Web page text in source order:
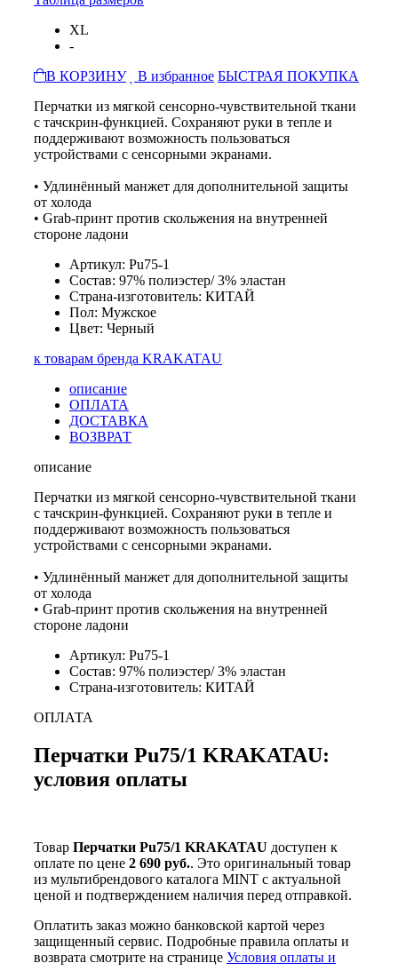
XL
-
В КОРЗИНУ
В избранное БЫСТРАЯ ПОКУПКА
Перчатки из мягкой сенсорно-чувствительной ткани
с тачскрин-функцией. Сохраняют руки в тепле и
поддерживают возможность пользоваться
устройствами с сенсорными экранами.
• Удлинённый манжет для дополнительной защиты
от холода
• Grab-принт против скольжения на внутренней
стороне ладони
Артикул: Pu75-1
Состав: 97% полиэстер/ 3% эластан
Страна-изготовитель: КИТАЙ
Пол: Мужское
Цвет: Черный
к товарам бренда KRAKATAU
описание
ОПЛАТА
ДОСТАВКА
ВОЗВРАТ
описание
Перчатки из мягкой сенсорно-чувствительной ткани
с тачскрин-функцией. Сохраняют руки в тепле и
поддерживают возможность пользоваться
устройствами с сенсорными экранами.
• Удлинённый манжет для дополнительной защиты
от холода
• Grab-принт против скольжения на внутренней
стороне ладони
Артикул: Pu75-1
Состав: 97% полиэстер/ 3% эластан
Страна-изготовитель: КИТАЙ
ОПЛАТА
Перчатки Pu75/1 KRAKATAU:
условия оплаты
Товар Перчатки Pu75/1 KRAKATAU доступен к
оплате по цене 2 690 руб.. Это оригинальный товар
из мультибрендового каталога MINT с актуальной
ценой и подтверждением наличия перед отправкой.
Оплатить заказ можно банковской картой через
защищенный сервис. Подробные правила оплаты и
возврата смотрите на странице Условия оплаты и